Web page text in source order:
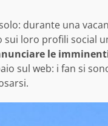
durante una
loro profili social
le
sul web: i fan si